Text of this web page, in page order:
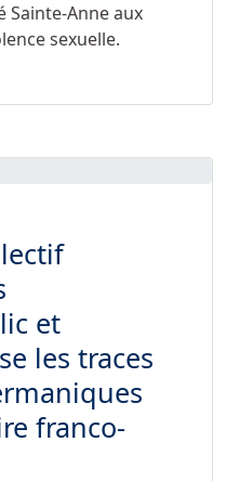
Sainte-Anne aux
sexuelle.
et
les traces
franco-